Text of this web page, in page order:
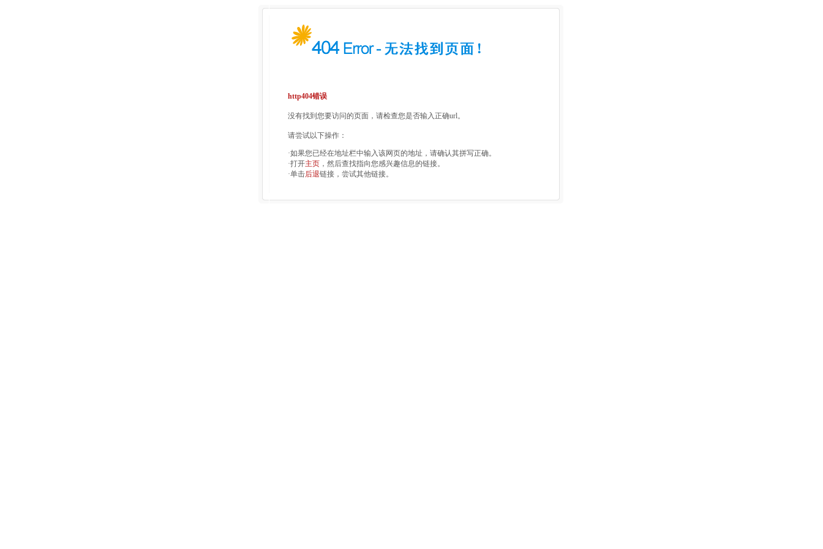
http404错误
没有找到您要访问的页面，请检查您是否输入正确url。
请尝试以下操作：
·如果您已经在地址栏中输入该网页的地址，请确认其拼写正确。
·打开主页 ，然后查找指向您感兴趣信息的链接。
·单击后退链接，尝试其他链接。